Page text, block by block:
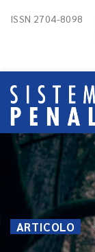
ISSN 2704-8098
ARTICOLO